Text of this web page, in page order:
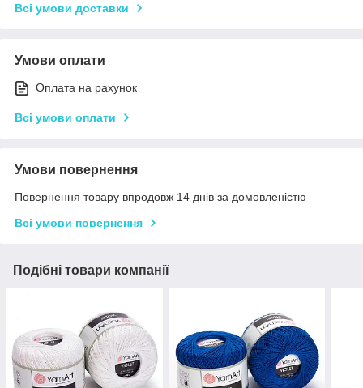
Всі умови доставки
Умови оплати
Оплата на рахунок
Всі умови оплати
Умови повернення
Повернення товару впродовж 14 днів за домовленістю
Всі умови повернення
Подібні товари компанії